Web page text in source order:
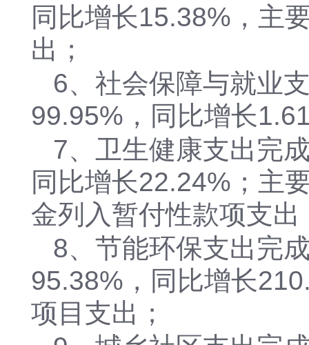
同比增长15.38%，主
出；
6、社会保障与就业
99.95%，同比增长
7、卫生健康支出完
同比增长22.24%；主
金列入暂付性款项支出
8、节能环保支出完
95.38%，同比增长
项目支出；